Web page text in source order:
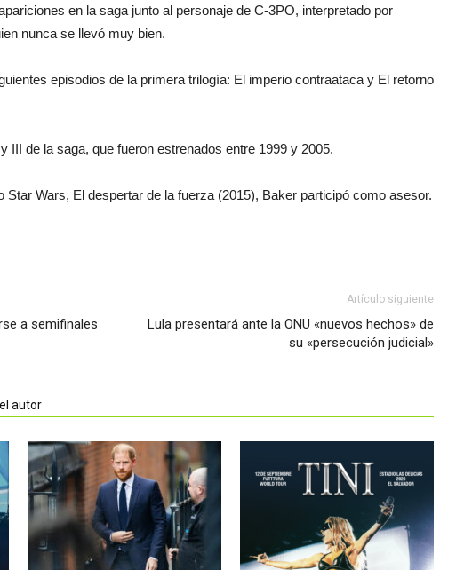
en la saga junto al personaje de C-3PO, interpretado por
nunca se llevó muy bien.
episodios de la primera trilogía: El imperio contraataca y El retorno
III de la saga, que fueron estrenados entre 1999 y 2005.
Star Wars, El despertar de la fuerza (2015), Baker participó como asesor.
a semifinales
Artículo siguiente
Lula presentará ante la ONU «nuevos hechos» de
su «persecución judicial»
autor